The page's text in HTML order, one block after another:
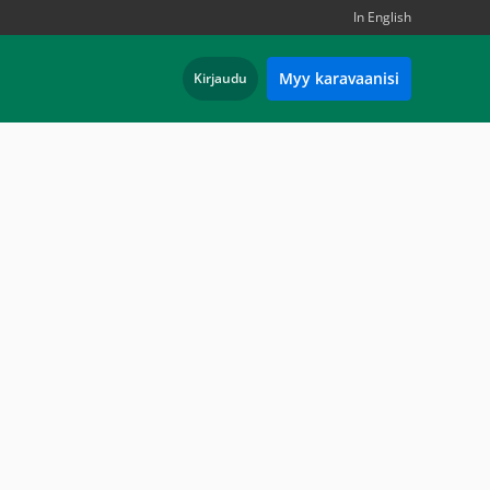
In English
Kirjaudu Myy karavaanisi